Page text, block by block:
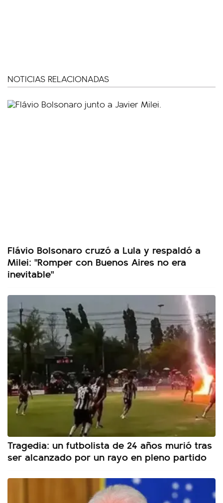
NOTICIAS RELACIONADAS
Flávio Bolsonaro cruzó a Lula y respaldó a
Milei: "Romper con Buenos Aires no era
inevitable"
Tragedia: un futbolista de 24 años murió tras
ser alcanzado por un rayo en pleno partido